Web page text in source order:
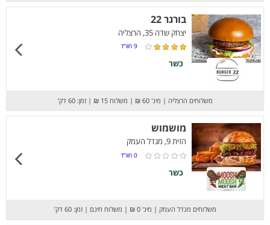
בורגר 22
יצחק שדה 35, הרצליה
9 חוו”ד
כשר
משלוחים הרצליה | מינ' 60 ₪ | משלוח 15 ₪ | זמן: 60 דק’
מושמוש
הזית 9, מגדל העמק
0 חוו”ד
כשר
משלוחים מגדל העמק | מינ' 0 ₪ | משלוח חינם | זמן: 60 דק’